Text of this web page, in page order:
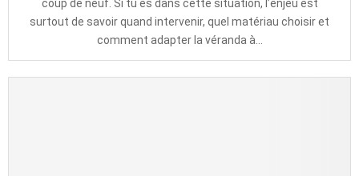
coup de neuf. Si tu es dans cette situation, l’enjeu est
surtout de savoir quand intervenir, quel matériau choisir et
comment adapter la véranda à...